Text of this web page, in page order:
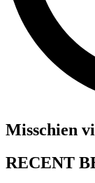
Misschien
RECENT